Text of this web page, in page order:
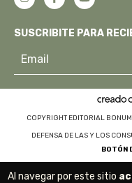
Al navegar por este sitio
SUSCRIBITE PARA
COPYRIGHT EDITORIAL
DEFENSA DE LAS Y LOS
BOTÓN